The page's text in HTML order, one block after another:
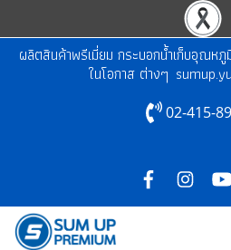
ผลิตสินค้าพรีเมี่ยม กระบอกน้ำเก็บอุณห
ในโอกาส ต่างๆ
02-415-